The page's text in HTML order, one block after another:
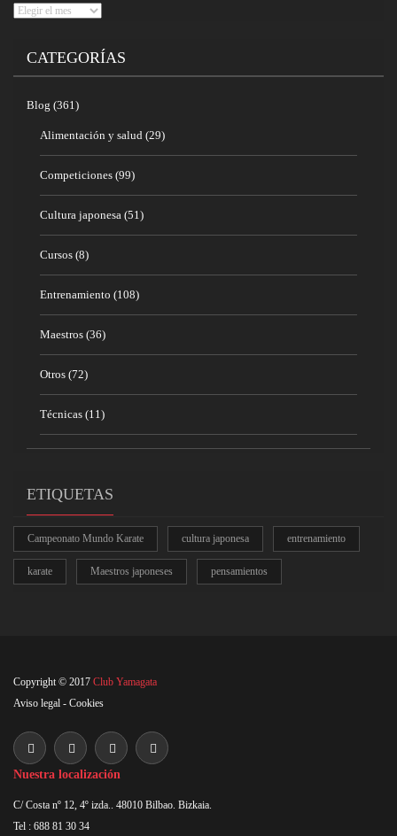
Archivos
CATEGORÍAS
Blog (361)
Alimentación y salud (29)
Competiciones (99)
Cultura japonesa (51)
Cursos (8)
Entrenamiento (108)
Maestros (36)
Otros (72)
Técnicas (11)
ETIQUETAS
Campeonato Mundo Karate cultura japonesa entrenamiento
karate Maestros japoneses pensamientos
Copyright © 2017 Club Yamagata
Aviso legal - Cookies
Nuestra localización
C/ Costa nº 12, 4º izda.. 48010 Bilbao. Bizkaia.
Tel : 688 81 30 34